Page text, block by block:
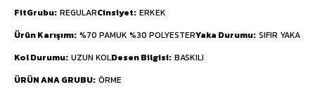
FitGrubu REGULARCinsiyet ERKEK
Ürün Karışımı %70 PAMUK %30 POLYESTERYaka Durumu SIFIR YAKA
Kol Durumu UZUN KOLDesen Bilgisi BASKILI
ÜRÜN ANA GRUBU ÖRME